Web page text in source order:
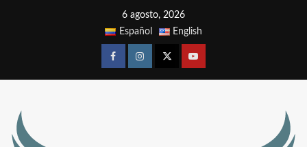
6 agosto, 2026
Español
English